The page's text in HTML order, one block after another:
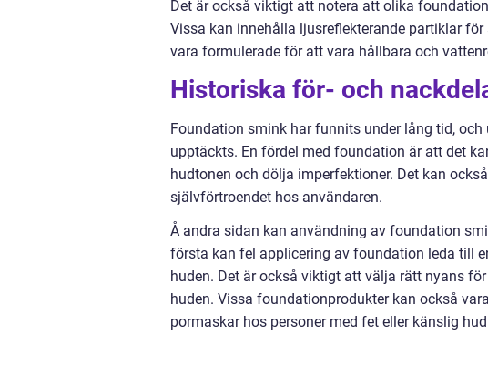
Det är också viktigt att notera att olika
Vissa kan innehålla ljusreflekterande partiklar
vara formulerade för att vara hållbara och
Historiska för- och
Foundation smink har funnits under lång tid,
upptäckts. En fördel med foundation är att det
hudtonen och dölja imperfektioner. Det kan
självförtroendet hos användaren.
Å andra sidan kan användning av foundation
första kan fel applicering av foundation leda till
huden. Det är också viktigt att välja rätt nyans
huden. Vissa foundationprodukter kan också
pormaskar hos personer med fet eller känslig